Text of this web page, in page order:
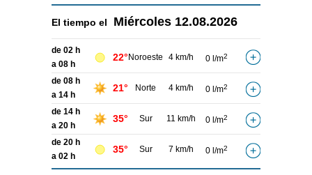
El tiempo el Miércoles 12.08.2026
de 02 h
a 08 h
22° Noroeste 4 km/h 0 l/m2
de 08 h
a 14 h
21° Norte 4 km/h 0 l/m2
de 14 h
a 20 h
35° Sur 11 km/h 0 l/m2
de 20 h
a 02 h
35° Sur 7 km/h 0 l/m2